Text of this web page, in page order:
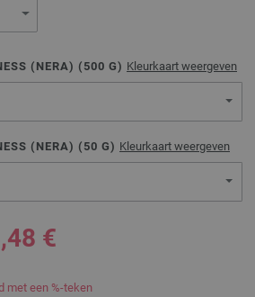
(NERA) ( 500 G) Kleurkaart weergeven
(NERA) ( 50 G) Kleurkaart weergeven
€
met een %-teken